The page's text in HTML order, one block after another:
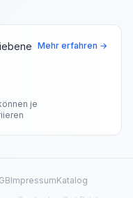
je
Mehr erfahren →
ImpressumKatalog